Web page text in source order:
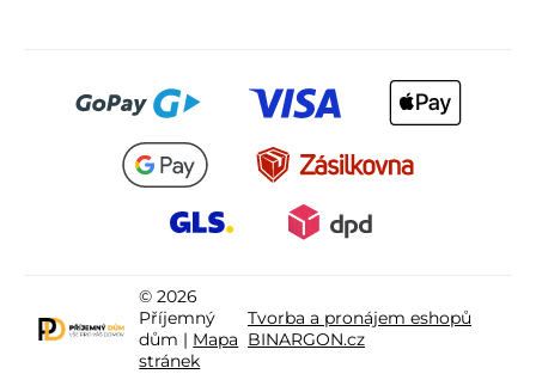
© 2026
Příjemný
dům | Mapa
stránek
Tvorba a pronájem eshopů
BINARGON.cz